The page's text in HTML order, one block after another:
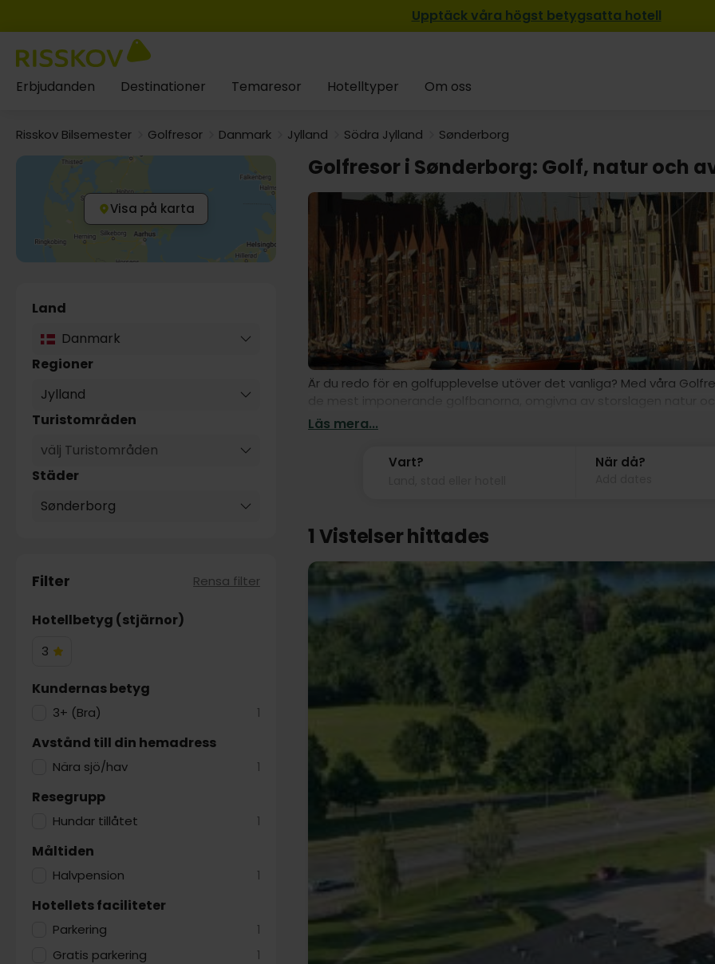
Upptäck våra högst betygsatta hotell
Erbjudanden Destinationer Temaresor Hotelltyper Om oss
Risskov Bilsemester Golfresor Danmark Jylland Södra Jylland Sønderborg
Visa på karta
Land
Danmark
Regioner
Jylland
Turistområden
välj Turistområden
Städer
Sønderborg
Filter Rensa filter
Hotellbetyg (stjärnor)
3
3
Kundernas betyg
3+ (Bra) 1
Avstånd till din hemadress
Nära sjö/hav 1
Resegrupp
Hundar tillåtet 1
Måltiden
Halvpension 1
Hotellets faciliteter
Parkering 1
Gratis parkering 1
Golfresor i Sønderborg: Golf, natur och
Är du redo för en golfupplevelse utöver det vanliga? Med våra
de mest imponerande golfbanorna, omgivna av storslagen natur
golfare, erbjuder Sønderborg utmanande banor som passar alla
Läs mera...
Vart? När då?
1 Vistelser hittades